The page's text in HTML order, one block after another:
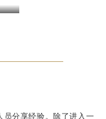
员分享经验。除了进入一